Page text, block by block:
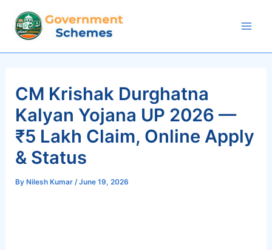
content
CM Krishak Durghatna
Kalyan Yojana UP 2026 —
₹5 Lakh Claim, Online Apply
& Status
By Nilesh Kumar/June 19, 2026